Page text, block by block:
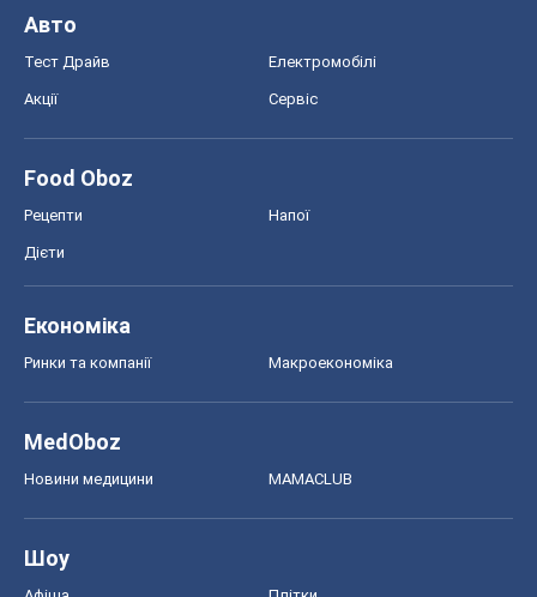
Авто
Тест Драйв Електромобілі
Акції Сервіс
Food Oboz
Рецепти Напої
Дієти
Економіка
Ринки та компанії Макроекономіка
MedOboz
Новини медицини MAMACLUB
Шоу